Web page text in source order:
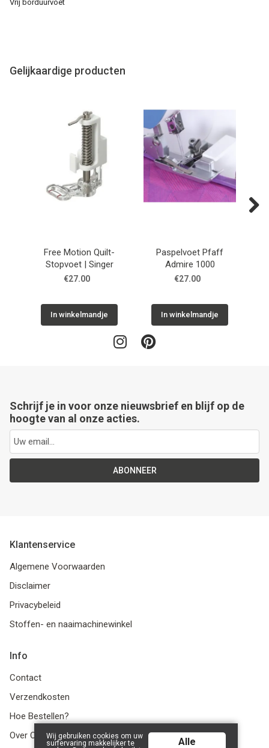
Vrij borduurvoet
Gelijkaardige producten
Free Motion Quilt-
Stopvoet | Singer
€27.00
In winkelmandje
Paspelvoet Pfaff
Admire 1000
€27.00
In winkelmandje
Schrijf je in voor onze nieuwsbrief en blijf op de
hoogte van al onze acties.
ABONNEER
Klantenservice
Algemene Voorwaarden
Disclaimer
Privacybeleid
Stoffen- en naaimachinewinkel
Info
Contact
Verzendkosten
Hoe Bestellen?
Over Ons
Wij gebruiken cookies om uw
surfervaring makkelijker te
Alle